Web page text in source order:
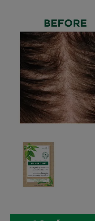
φιλικό προς το
δέρματος με 100%
δραστικά συστατικά
καλλιεργούνται με
Οφέλη
• Καθαρισμός : η
μόλις έρθει σε επαφή
• Εξυγίανση : τα
απορροφούν και
εξάλειψη του
τριχωτό της κεφαλής.
• Επιβραδύνει την